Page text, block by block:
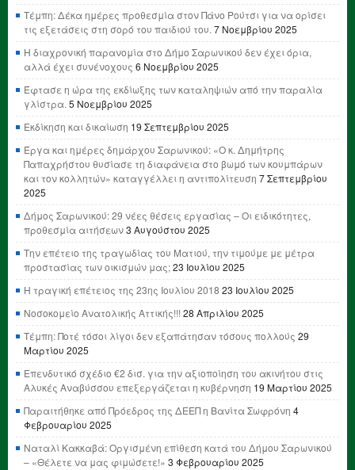
Τέμπη: Δέκα ημέρες προθεσμία στον Πάνο Ρούτσι για να ορίσει
τις εξετάσεις στη σορό του παιδιού του. 7 Νοεμβρίου 2025
Η διαχρονική παρανομία στο Δήμο Σαρωνικού δεν έχει όρια,
αλλά έχει συνένοχους 6 Νοεμβρίου 2025
Έφτασε η ώρα της εκδίωξης των καταληψιών από την παραλία
γλίστρα. 5 Νοεμβρίου 2025
Εκδίκηση και δικαίωση 19 Σεπτεμβρίου 2025
Έργα και ημέρες δημάρχου Σαρωνικού: «Ο κ. Δημήτρης
Παπαχρήστου θυσίασε τη διαφάνεια στο βωμό των κουμπάρων
και τον κολλητών» καταγγέλλει η αντιπολίτευση 7 Σεπτεμβρίου
2025
Δήμος Σαρωνικού: 29 νέες θέσεις εργασίας – Οι ειδικότητες,
προθεσμία αιτήσεων3 Αυγούστου 2025
Την επέτειο της τραγωδίας του Ματιού, την τιμούμε με μέτρα
προστασίας των οικισμών μας;23 Ιουλίου 2025
Η τραγική επέτειος της 23ης Ιουλίου 2018 23 Ιουλίου 2025
Νοσοκομείο Ανατολικής Αττικής!!! 28 Απριλίου 2025
Τέμπη: Ποτέ τόσοι λίγοι δεν εξαπάτησαν τόσους πολλούς 29
Μαρτίου 2025
Επενδυτικό σχέδιο €2 δισ. για την αξιοποίηση του ακινήτου στις
Αλυκές Αναβύσσου επεξεργάζεται η κυβέρνηση 19 Μαρτίου 2025
Παραιτήθηκε από Πρόεδρος της ΔΕΕΠ η Βανίτα Σωφρόνη 4
Φεβρουαρίου 2025
Ναταλί Κακκαβά: Οργισμένη επίθεση κατά του Δήμου Σαρωνικού
– «Θέλετε να μας φιμώσετε!» 3 Φεβρουαρίου 2025